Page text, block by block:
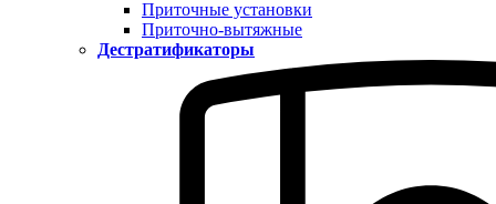
Приточные установки
Приточно-вытяжные
Дестратификаторы